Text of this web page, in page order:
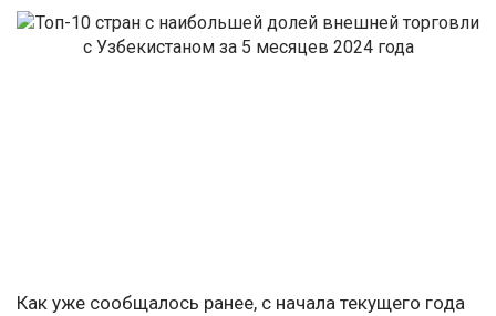
Как уже сообщалось ранее, с начала текущего года